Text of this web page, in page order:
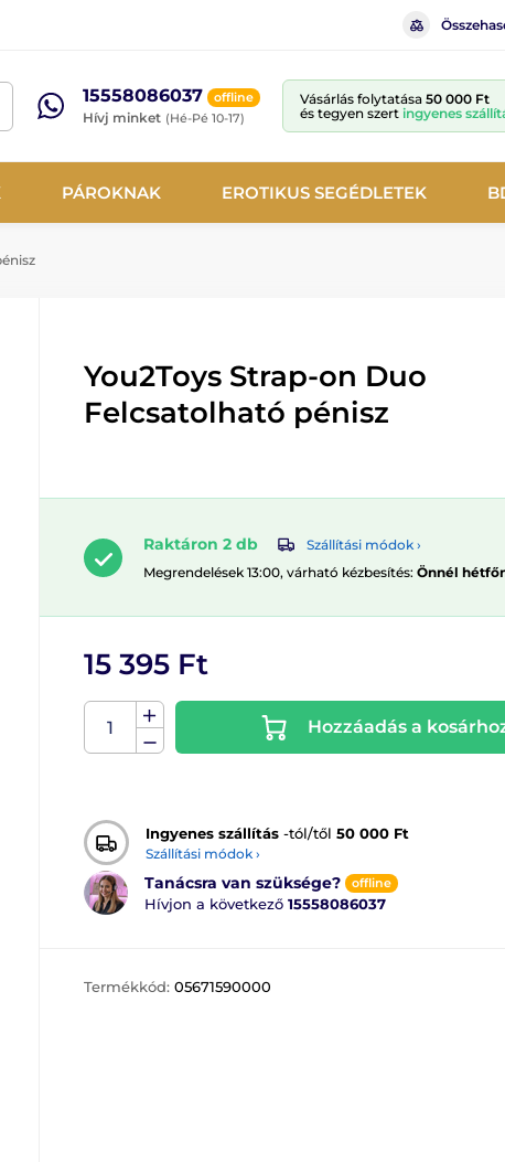
15558086037 offline
Hívj minket (Hé-Pé 10-17)
Vásárlás folytatása 50 000 Ft
és tegyen szert ingyenes
PÁROKNAK EROTIKUS SEGÉDLETEK
You2Toys Strap-on Duo
Felcsatolható pénisz
Raktáron 2 db
Szállítási módok ›
Megrendelések 13:00, várható kézbesítés: Önnél
15 395 Ft
Hozzáadás a
Ingyenes szállítás -tól/től 50 000 Ft
Szállítási módok ›
Tanácsra van szüksége? offline
Hívjon a következő 15558086037
Termékkód: 05671590000